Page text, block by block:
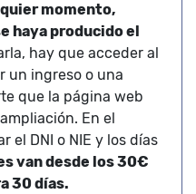
momento,
haya producido el
hay que acceder al
un ingreso o una
que la página web
En el
el DNI o NIE y los días
van desde los 30€
30 días.